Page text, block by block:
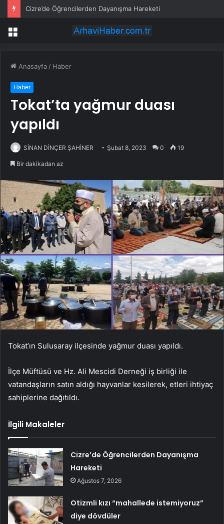
Cizre’de Öğrencilerden Dayanışma Hareketi
Menü
Anasayfa / Haber
Haber
Tokat’ta yağmur duası
yapıldı
SİNAN DİNÇER ŞAHİNER Şubat 8, 2023 0 19
Bir dakikadan az
Tokat’ın Sulusaray ilçesinde yağmur duası yapıldı.
İlçe Müftüsü ve Hz. Ali Mescidi Derneği iş birliği ile
vatandaşların satın aldığı hayvanlar kesilerek, etleri ihtiyaç
sahiplerine dağıtıldı.
İlgili Makaleler
Cizre’de Öğrencilerden Dayanışma
Hareketi
Ağustos 7, 2026
Otizmli kızı “mahallede istemiyoruz”
diye dövdüler